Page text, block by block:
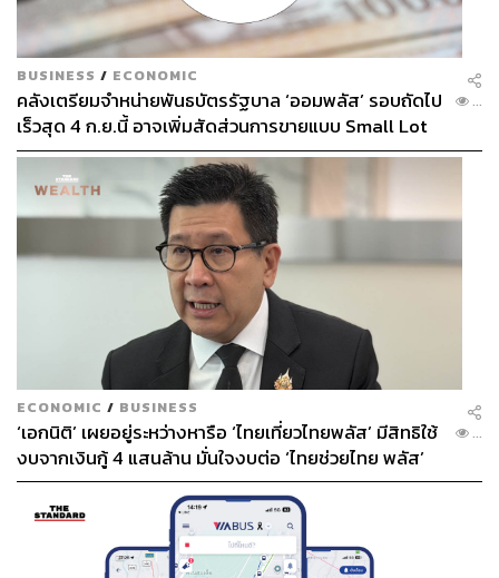
มาตรฐาน
ข้อต่อมาคือการยกระดับมาตรฐานวิศวกรรมโครงสร้างและ
จุดตัด ภายใต้การดูแลของกรมการขนส่งทางราง ได้มีการ
กำหนดมาตรฐาน มขร. สำหรับโครงสร้างพื้นฐานเพื่อความ
ปลอดภัย เช่น มาตรฐานทางตัดผ่านต่างระดับ ระหว่างทาง
รถไฟกับถนน (มขร. C 013 2568), มาตรฐานการป้องกัน
โครงสร้างสะพานรถไฟ จากการชนโดยยานพาหนะทางถนน
(มขร. C 014 2568) และมาตรฐานการก่อสร้างสิ่งปลูกสร้าง
ในเขตขนส่งทางรางระดับดิน (มขร. C 015 2568) เพื่อลด
ความสูญเสียในกรณีที่รถไฟตกรางแล้วไปชนกับสิ่งปลูกสร้าง
นอกจากนี้ ในหมวด 6 ยังกำหนดให้มี คณะกรรมการ
สอบสวนอุบัติเหตุและอุบัติการณ์การขนส่งทางราง เพื่อลงพื้น
ที่ตรวจสอบหาสาเหตุที่แท้จริงเวลามีอุบัติเหตุ นำไปสู่การแก้
ปัญหาที่ตรงจุด ส่วนในหมวด 8 มีการควบคุมมาตรฐาน
พนักงานขับรถไฟและเจ้าหน้าที่ โดยกำหนดให้พนักงานขับ
รถไฟและพนักงานควบคุมรถไฟต้องผ่านการทดสอบและต้อง
ได้รับใบอนุญาตปฏิบัติหน้าที่
BUSINESS / ECONOMIC
คลังเตรียมจำหน่ายพันธบัตรรัฐบาล ‘ออมพลัส’ รอบถัดไป
เร็วสุด 4 ก.ย.นี้ อาจเพิ่มสัดส่วนการขายแบบ Small Lot
First มากขึ้น
...
ECONOMIC / BUSINESS
‘เอกนิติ’ เผยอยู่ระหว่างหารือ ‘ไทยเที่ยวไทยพลัส’ มีสิทธิใช้
งบจากเงินกู้ 4 แสนล้าน มั่นใจงบต่อ ‘ไทยช่วยไทย พลัส’
เฟส 2 มีเพียงพอ
...